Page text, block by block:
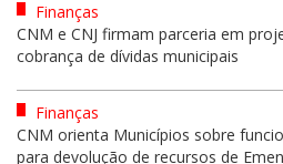
Finanças
CNM e CNJ firmam parceria em
cobrança de dívidas municipais
Finanças
CNM orienta Municípios sobre
para devolução de recursos de